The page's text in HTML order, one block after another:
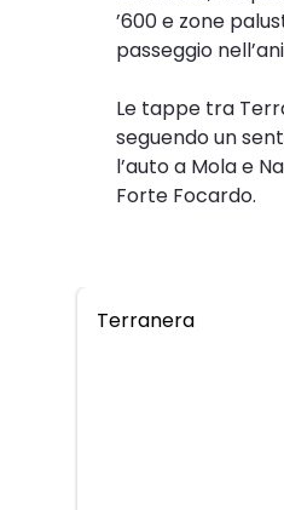
’600 e zone
passeggio
Le tappe tra
seguendo un
l’auto a Mola e
Forte Focardo.
LE TAPPE
Terranera